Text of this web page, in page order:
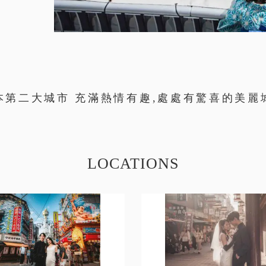
第二大城市 充滿熱情有趣,處處有驚喜的美麗
LOCATIONS